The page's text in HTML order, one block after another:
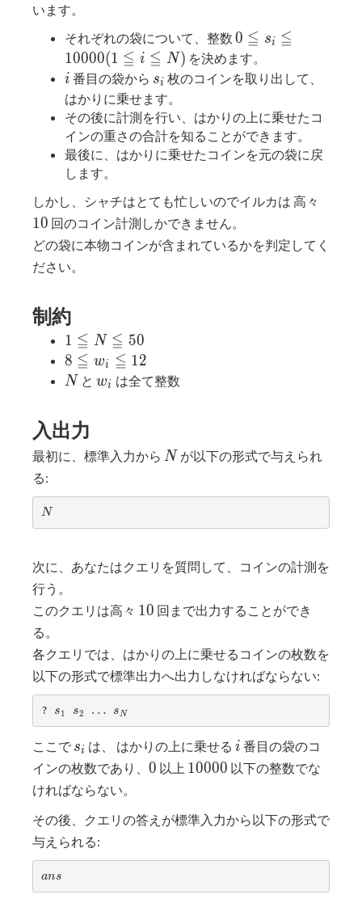
います。
それぞれの袋について、整数 0≦s_i≦10000
(1≦i≦N)
0 ≦ si ≦
10000(1 ≦ i ≦ N) を決めます。
i
i 番目の袋から s_i
si 枚のコインを取り出して、
はかりに乗せます。
その後に計測を行い、はかりの上に乗せたコ
インの重さの合計を知ることができます。
最後に、はかりに乗せたコインを元の袋に戻
します。
しかし、シャチはとても忙しいのでイルカは 高々
10 回のコイン計測しかできません。
どの袋に本物コインが含まれているかを判定してく
ださい。
制約
1≦N≦50
1 ≦ N ≦ 50
8≦w_i≦12
8 ≦ wi ≦ 12
N
N とw_i
wi は全て整数
入出力
最初に、標準入力から N
N が以下の形式で与えられ
る:
N
N
次に、あなたはクエリを質問して、コインの計測を
行う。
このクエリは高々 10
10 回まで出力することができ
る。
各クエリでは、はかりの上に乗せるコインの枚数を
以下の形式で標準出力へ出力しなければならない:
? s_1
s1 s_2
s2 …
… s_N
s N
ここで s_i
si は、 はかりの上に乗せる i
i 番目の袋のコ
インの枚数であり、 0
0 以上 10000
10000 以下の整数でな
ければならない。
その後、クエリの答えが標準入力から以下の形式で
与えられる:
ans
ans